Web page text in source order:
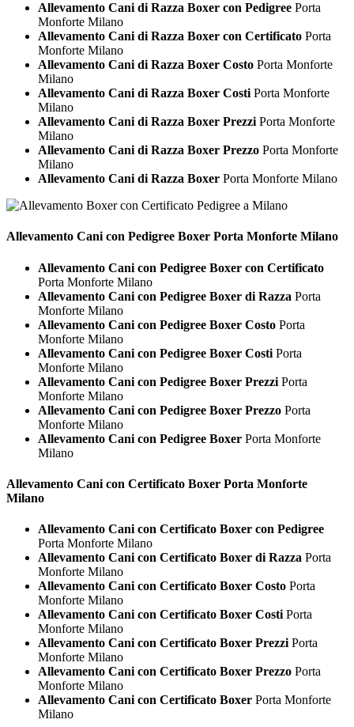
Allevamento Cani di Razza Boxer con Pedigree Porta
Monforte Milano
Allevamento Cani di Razza Boxer con Certificato Porta
Monforte Milano
Allevamento Cani di Razza Boxer Costo Porta Monforte
Milano
Allevamento Cani di Razza Boxer Costi Porta Monforte
Milano
Allevamento Cani di Razza Boxer Prezzi Porta Monforte
Milano
Allevamento Cani di Razza Boxer Prezzo Porta Monforte
Milano
Allevamento Cani di Razza Boxer Porta Monforte Milano
Allevamento Cani con Pedigree Boxer Porta Monforte Milano
Allevamento Cani con Pedigree Boxer con Certificato
Porta Monforte Milano
Allevamento Cani con Pedigree Boxer di Razza Porta
Monforte Milano
Allevamento Cani con Pedigree Boxer Costo Porta
Monforte Milano
Allevamento Cani con Pedigree Boxer Costi Porta
Monforte Milano
Allevamento Cani con Pedigree Boxer Prezzi Porta
Monforte Milano
Allevamento Cani con Pedigree Boxer Prezzo Porta
Monforte Milano
Allevamento Cani con Pedigree Boxer Porta Monforte
Milano
Allevamento Cani con Certificato Boxer Porta Monforte
Milano
Allevamento Cani con Certificato Boxer con Pedigree
Porta Monforte Milano
Allevamento Cani con Certificato Boxer di Razza Porta
Monforte Milano
Allevamento Cani con Certificato Boxer Costo Porta
Monforte Milano
Allevamento Cani con Certificato Boxer Costi Porta
Monforte Milano
Allevamento Cani con Certificato Boxer Prezzi Porta
Monforte Milano
Allevamento Cani con Certificato Boxer Prezzo Porta
Monforte Milano
Allevamento Cani con Certificato Boxer Porta Monforte
Milano